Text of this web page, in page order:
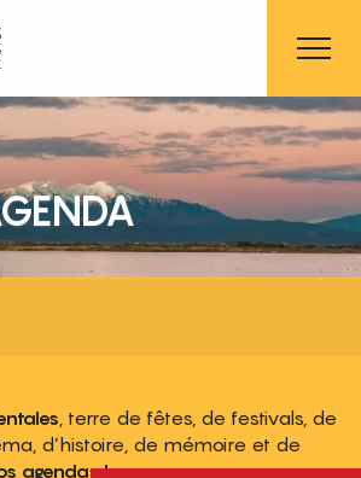
, terre de fêtes, de festivals, de
d’histoire, de mémoire et de
agendas !